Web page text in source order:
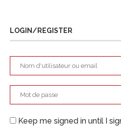
LOGIN/REGISTER
Keep me signed in until I